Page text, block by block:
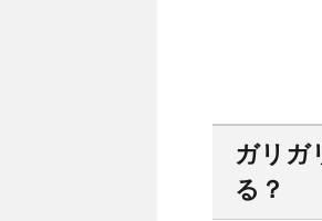
ガリガ
る？